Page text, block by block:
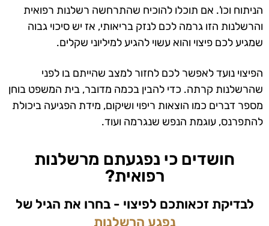
הניתוח וכו'. אם תוכלו להוכיח שהתרחשה רשלנות רפואית
והרשלנות הזו גרמה לכם לנזק בריאותי, אז יש סיכוי גבוה
שמגיע לכם פיצוי והוא עשוי להגיע למיליוני שקלים.
הפיצוי נועד לאפשר לכם לחזור למצב שהייתם בו לפני
שהרשלנות קרתה. כדי להבין בכמה מדובר, בית המשפט בוחן
מספר דברים כמו הוצאות ריפוי ושיקום, מידת הפגיעה ביכולת
להתפרנס, עוגמת הנפש שנגרמה ועוד.
חושדים כי נפגעתם מרשלנות
רפואית?
לבדיקת זכאותכם לפיצוי - בחרו את הגיל של
נפגע הרשלנות